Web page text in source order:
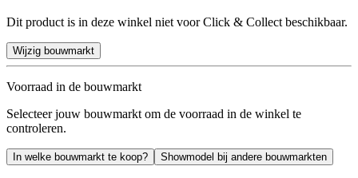
Dit product is in deze winkel niet voor Click & Collect beschikbaar.
Wijzig bouwmarkt
Voorraad in de bouwmarkt
Selecteer jouw bouwmarkt om de voorraad in de winkel te
controleren.
In welke bouwmarkt te koop? Showmodel bij andere bouwmarkten